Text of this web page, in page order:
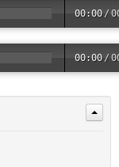
00:00 /
00:00 /